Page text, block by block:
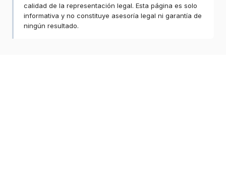
calidad de la representación legal. Esta página es solo
informativa y no constituye asesoría legal ni garantía de
ningún resultado.